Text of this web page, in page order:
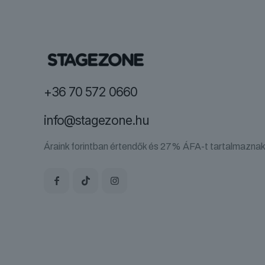
+36 70 572 0660
info@stagezone.hu
Áraink forintban értendők és 27% ÁFA-t